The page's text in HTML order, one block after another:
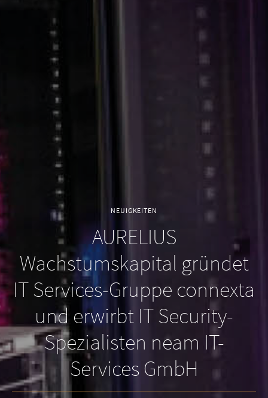
NEUIGKEITEN
AURELIUS
Wachstumskapital gründet
IT Services-Gruppe connexta
und erwirbt IT Security-
Spezialisten neam IT-
Services GmbH